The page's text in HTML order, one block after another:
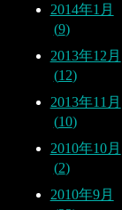
2014年1月
9
2013年12月
12
2013年11月
10
2010年10月
2
2010年9月